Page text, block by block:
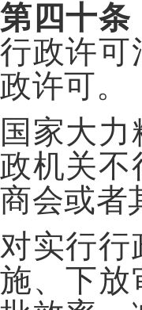
第四十条
行政许可
政许可。
国家大
政机关不
商会或者
对实行行
施、下放